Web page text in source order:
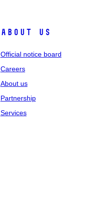
About us
Official notice board
Careers
About us
Partnership
Services